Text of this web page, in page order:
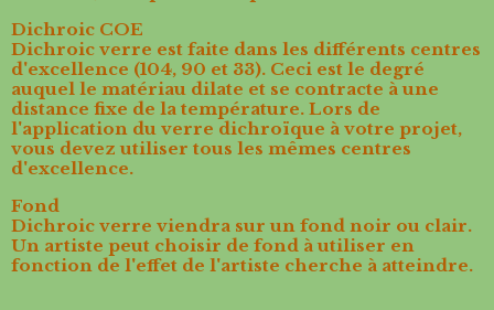
Dichroic COE
Dichroic verre est faite dans les différents centres
d'excellence (104, 90 et 33). Ceci est le degré
auquel le matériau dilate et se contracte à une
distance fixe de la température. Lors de
l'application du verre dichroïque à votre projet,
vous devez utiliser tous les mêmes centres
d'excellence.
Fond
Dichroic verre viendra sur un fond noir ou clair.
Un artiste peut choisir de fond à utiliser en
fonction de l'effet de l'artiste cherche à atteindre.